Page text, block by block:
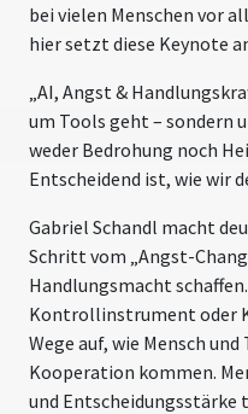
bei vielen Menschen vor
hier setzt diese Keynote
„AI, Angst &
um Tools geht – sondern
weder Bedrohung noch
Entscheidend ist, wie wir
Gabriel Schandl macht
Schritt vom „Angst-
Handlungsmacht
Kontrollinstrument oder
Wege auf, wie Mensch
Kooperation kommen.
und Entscheidungsstärke